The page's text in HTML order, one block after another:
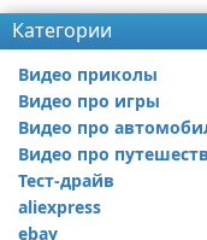
Категории
Видео приколы
Видео про игры
Видео про
Ремонт автомобиля
Видео про
Тест-драйв
aliexpress
ebay